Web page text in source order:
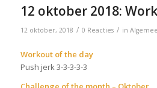
12 oktober 2018:
12 oktober, 2018 / 0 Reacties / in
Workout of the day
Push jerk 3-3-3-3-3